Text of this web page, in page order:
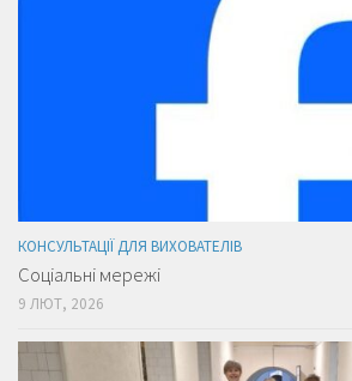
КОНСУЛЬТАЦІЇ ДЛЯ ВИХОВАТЕЛІВ
Соціальні мережі
9 ЛЮТ, 2026